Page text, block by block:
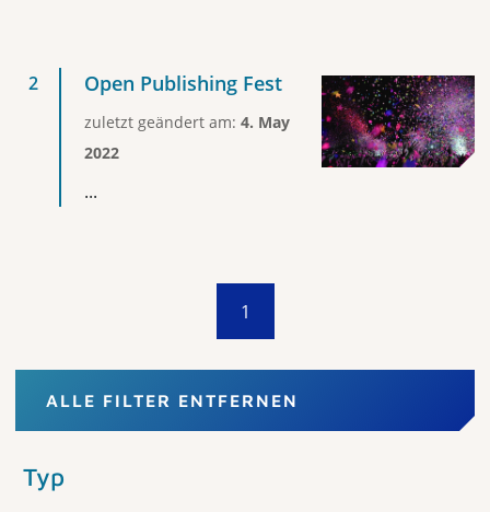
Open Publishing Fest
zuletzt geändert am: 4. May
2022
...
1
ALLE FILTER ENTFERNEN
Typ